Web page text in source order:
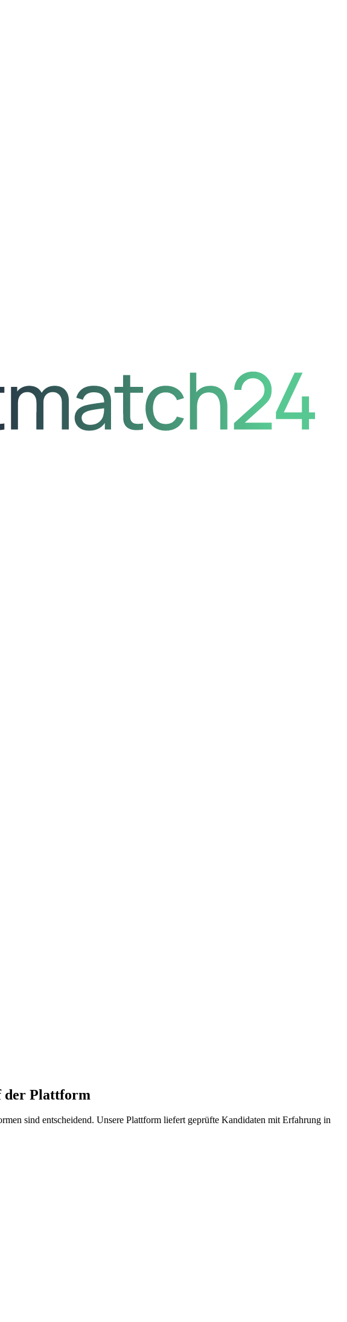
der Plattform
sind entscheidend. Unsere Plattform liefert geprüfte Kandidaten mit Erfahrung in